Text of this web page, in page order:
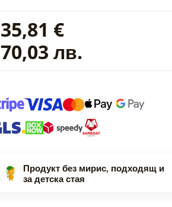
35,81 €
70,03 лв.
Продукт без мирис, подходящ и
за детска стая